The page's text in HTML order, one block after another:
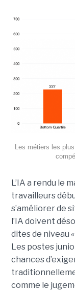
Les métiers les
L’IA a rendu le
travailleurs
s’améliorer de
l’IA doivent
dites de niveau
Les postes
chances
comme le